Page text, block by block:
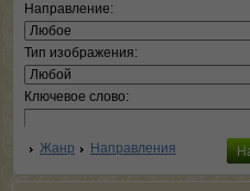
Направление:
Тип изображения:
Ключевое слово:
Жанр Направления